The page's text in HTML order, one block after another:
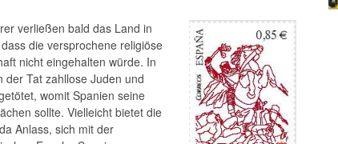
verließen bald das Land in
die versprochene religiöse
nicht eingehalten würde. In
Tat zahllose Juden und
womit Spanien seine
sollte. Vielleicht bietet die
Anlass, sich mit der